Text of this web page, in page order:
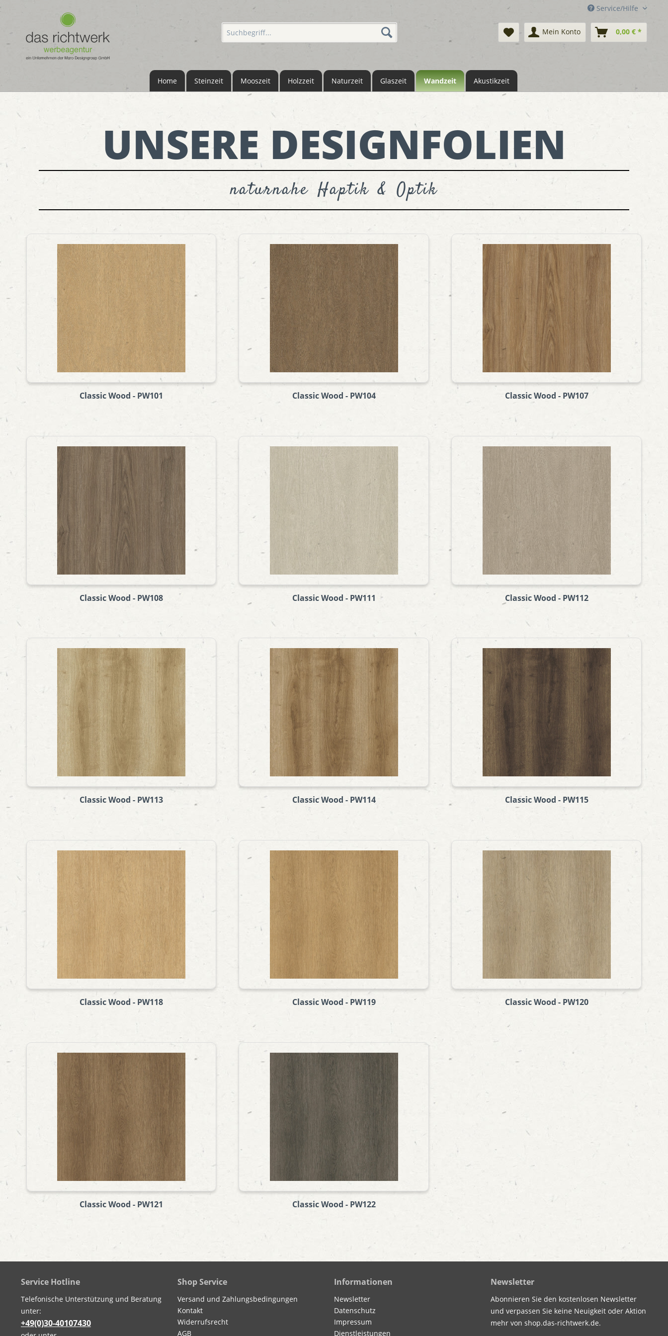
Service/Hilfe
Mein Konto 0,00 € *
Home Steinzeit Mooszeit Holzzeit Naturzeit Glaszeit Wandzeit Akustikzeit
UNSERE DESIGNFOLIEN
naturnahe Haptik & Optik
Classic Wood - PW101 Classic Wood - PW104 Classic Wood - PW107
Classic Wood - PW108 Classic Wood - PW111 Classic Wood - PW112
Classic Wood - PW113 Classic Wood - PW114 Classic Wood - PW115
Classic Wood - PW118 Classic Wood - PW119 Classic Wood - PW120
Classic Wood - PW121 Classic Wood - PW122
Service Hotline
Telefonische Unterstützung und Beratung
unter:
+49(0)30-40107430
Shop Service
Versand und Zahlungsbedingungen
Kontakt
Widerrufsrecht
AGB
Informationen
Newsletter
Datenschutz
Impressum
Dienstleistungen
Newsletter
Abonnieren Sie den kostenlosen Newsletter
und verpassen Sie keine Neuigkeit oder Aktion
mehr von shop.das-richtwerk.de.